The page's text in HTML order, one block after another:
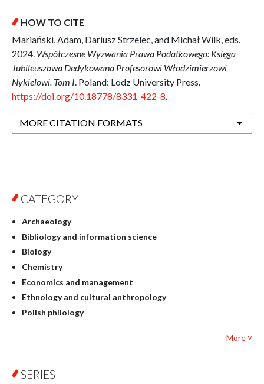
HOW TO CITE
Mariański, Adam, Dariusz Strzelec, and Michał Wilk, eds.
2024. Współczesne Wyzwania Prawa Podatkowego: Księga
Jubileuszowa Dedykowana Profesorowi Włodzimierzowi
Nykielowi. Tom I . Poland: Lodz University Press.
https://doi.org/10.18778/8331-422-8
MORE CITATION FORMATS
CATEGORY
Archaeology
Bibliology and information science
Biology
Chemistry
Economics and management
Ethnology and cultural anthropology
Polish philology
Geography
More ˅
SERIES